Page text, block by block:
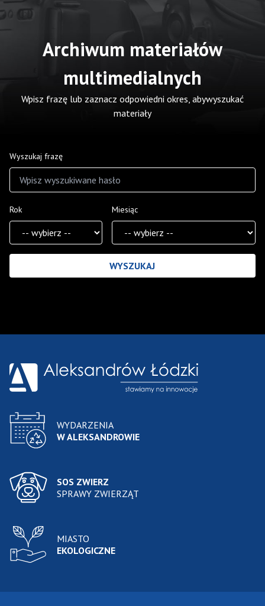
Archiwum materiałów
multimedialnych
Wpisz frazę lub zaznacz odpowiedni okres, abywyszukać
materiały
Wyszukaj frazę
Rok Miesiąc
WYDARZENIA
W ALEKSANDROWIE
SOS ZWIERZ
SPRAWY ZWIERZĄT
MIASTO
EKOLOGICZNE